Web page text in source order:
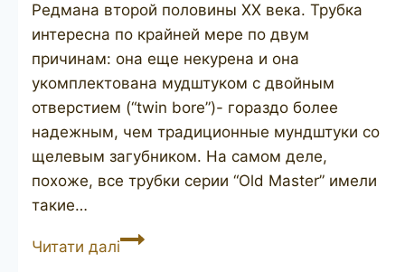
Редмана второй половины ХХ века. Трубка
интересна по крайней мере по двум
причинам: она еще некурена и она
укомплектована мудштуком с двойным
отверстием (“twin bore”)- гораздо более
надежным, чем традиционные мундштуки со
щелевым загубником. На самом деле,
похоже, все трубки серии “Old Master” имели
такие…
Читати даліJOHN